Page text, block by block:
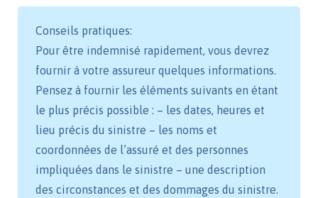
Conseils pratiques:
Pour être indemnisé rapidement, vous devrez
fournir à votre assureur quelques informations.
Pensez à fournir les éléments suivants en étant
le plus précis possible : – les dates, heures et
lieu précis du sinistre – les noms et
coordonnées de l’assuré et des personnes
impliquées dans le sinistre – une description
des circonstances et des dommages du sinistre.